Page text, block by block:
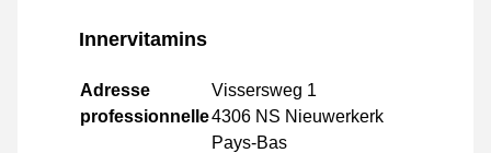
Innervitamins
Adresse
professionnelle
Vissersweg 1
4306 NS Nieuwerkerk
Pays-Bas